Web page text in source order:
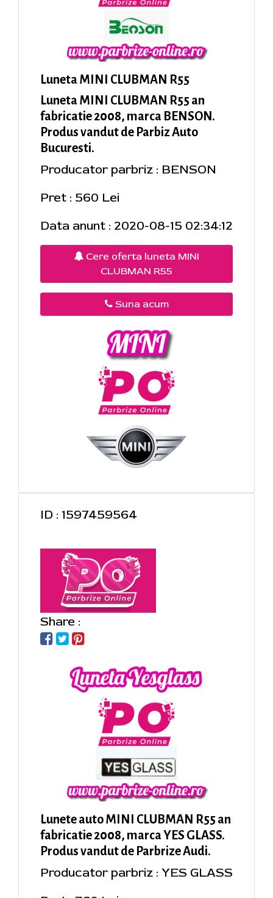
Luneta MINI CLUBMAN R55
Luneta MINI CLUBMAN R55 an
fabricatie 2008, marca BENSON.
Produs vandut de Parbiz Auto
Bucuresti.
Producator parbriz : BENSON
Pret : 560 Lei
Data anunt : 2020-08-15 02:34:12
Cere oferta luneta MINI
CLUBMAN R55
Suna acum
ID : 1597459564
Share :
Lunete auto MINI CLUBMAN R55 an
fabricatie 2008, marca YES GLASS.
Produs vandut de Parbrize Audi.
Producator parbriz : YES GLASS